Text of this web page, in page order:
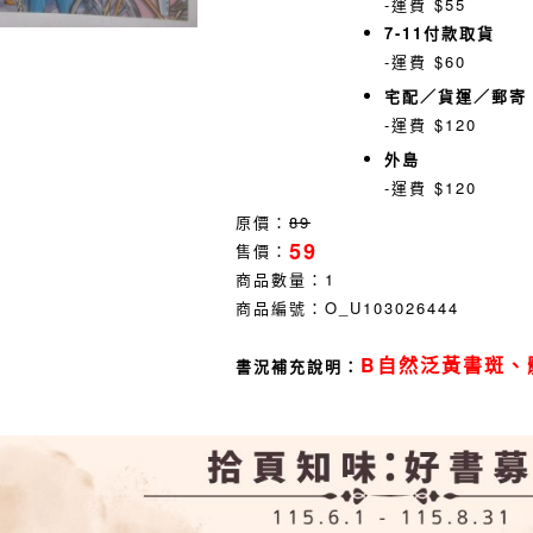
7-11付款取貨
-運費 $60
宅配／貨運／郵寄
-運費 $120
外島
-運費 $120
原價： 89
售價： 59
商品數量： 1
商品編號： O_U103026444
書況補充說明： B自然泛黃書斑、